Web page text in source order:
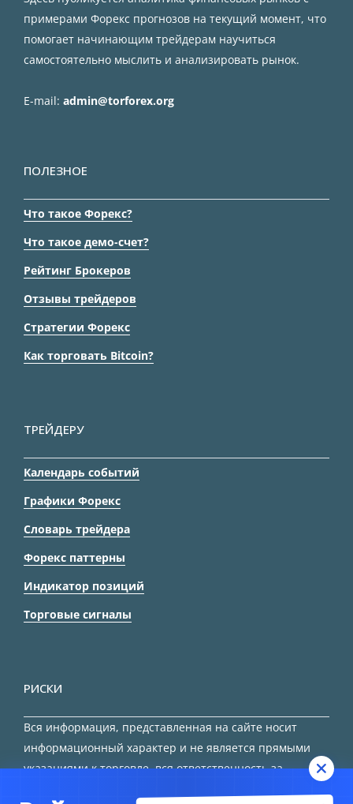
примерами Форекс прогнозов на текущий момент, что
помогает начинающим трейдерам научиться
самостоятельно мыслить и анализировать рынок.
E-mail: admin@torforex.org
ПОЛЕЗНОЕ
Что такое Форекс?
Что такое демо-счет?
Рейтинг Брокеров
Отзывы трейдеров
Стратегии Форекс
Как торговать Bitcoin?
ТРЕЙДЕРУ
Календарь событий
Графики Форекс
Словарь трейдера
Форекс паттерны
Индикатор позиций
Торговые сигналы
РИСКИ
Вся информация, представленная на сайте носит
информационный характер и не является прямыми
указаниями к торговле, вся ответственность за